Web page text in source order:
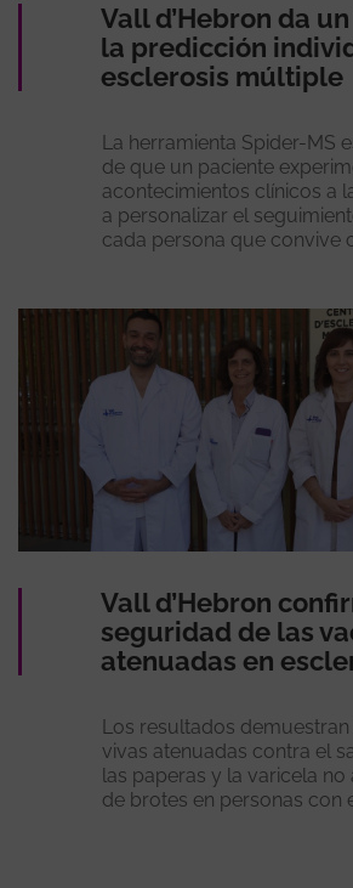
Vall d’Hebron da
la predicción
esclerosis múltiple
La herramienta Spider-MS
de que un paciente
acontecimientos clínicos a
a personalizar el
cada persona que convive
Vall d’Hebron
seguridad de las
atenuadas en
Los resultados
vivas atenuadas contra el
las paperas y la varicela
de brotes en personas con